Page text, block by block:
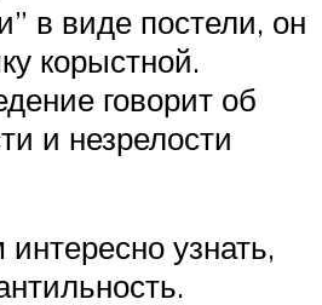
в виде постели, он
корыстной.
говорит об
и незрелости
узнать,